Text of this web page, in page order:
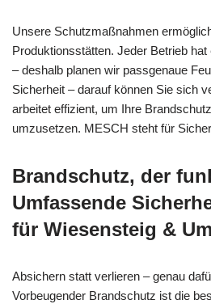
Unsere Schutzmaßnahmen
Produktionsstätten. Jeder Betrieb
– deshalb planen wir passgenaue
Sicherheit – darauf können Sie sich
arbeitet effizient, um Ihre
umzusetzen. MESCH steht für
Brandschutz, der
Umfassende
für Wiesensteig &
Absichern statt verlieren – genau
Vorbeugender Brandschutz ist die